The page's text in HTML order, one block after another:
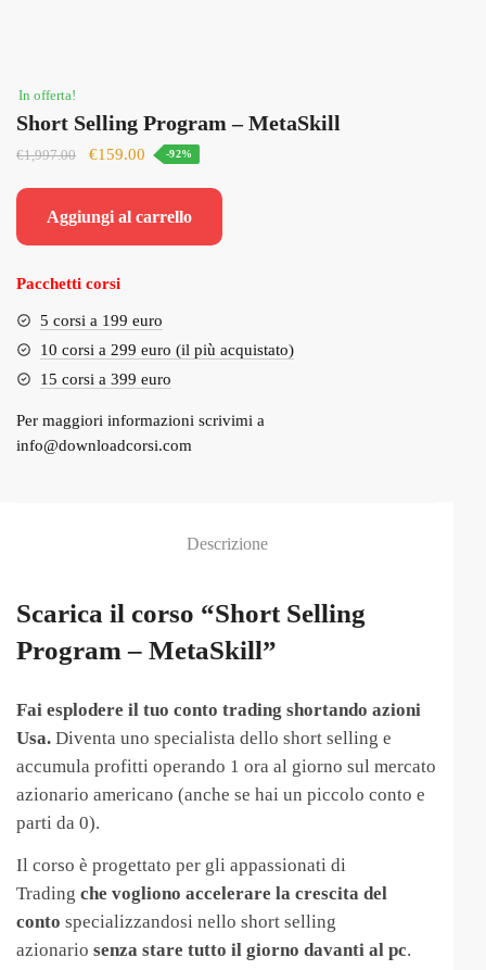
In offerta!
Short Selling Program – MetaSkill
€1,997.00
Il
era:
€159.00 Il
è:
-92%
Aggiungi al carrello
Pacchetti corsi
5 corsi a 199 euro
10 corsi a 299 euro (il più acquistato)
15 corsi a 399 euro
Per maggiori informazioni scrivimi a
info@downloadcorsi.com
Descrizione
Scarica il corso “Short Selling
Program – MetaSkill”
Fai esplodere il tuo conto trading shortando azioni
Usa. Diventa uno specialista dello short selling e
accumula profitti operando 1 ora al giorno sul mercato
azionario americano (anche se hai un piccolo conto e
parti da 0).
Il corso è progettato per gli appassionati di
Trading che vogliono accelerare la crescita del
conto specializzandosi nello short selling
azionario senza stare tutto il giorno davanti al pc.